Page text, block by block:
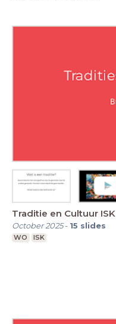
Traditie en Cultuur ISK
October 2025- 15 slides
WO ISK